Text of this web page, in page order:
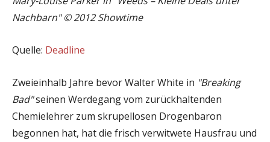
Nachbarn" © 2012 Showtime
Quelle: Deadline
Zweieinhalb Jahre bevor Walter White in "Breaking
Bad"seinen Werdegang vom zurückhaltenden
Chemielehrer zum skrupellosen Drogenbaron
begonnen hat, hat die frisch verwitwete Hausfrau und